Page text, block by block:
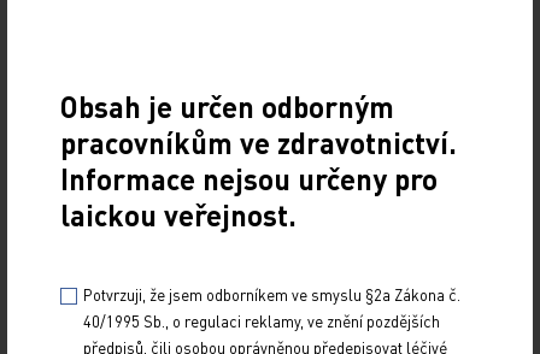
tuzumabem. Pacientky, které dostávaly v první linii
léčby trastuzumab, měly signifikantně lepší
prognózu (o 44 % nižší riziko úmrtí) [11].
k léčbě trastuzumabem. Asi 66–88 % HER-2
pozitivních nádorů je primárně rezistentních
Obsah je určen odborným
pracovníkům ve zdravotnictví.
Informace nejsou určeny pro
laickou veřejnost.
Potvrzuji, že jsem odborníkem ve smyslu §2a Zákona č.
40/1995 Sb., o regulaci reklamy, ve znění pozdějších
předpisů, čili osobou oprávněnou předepisovat léčivé